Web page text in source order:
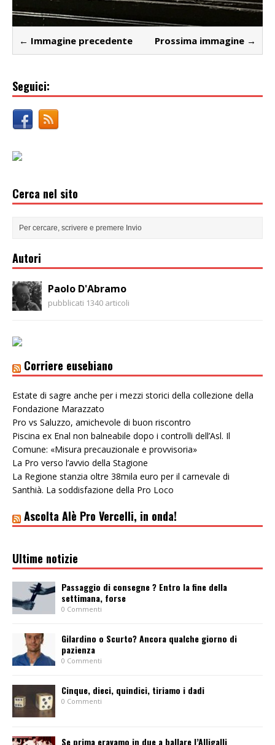
← Immagine precedente Prossima immagine →
Seguici:
Cerca nel sito
Autori
Paolo D'Abramo
pubblicati 1340 articoli
Corriere eusebiano
Estate di sagre anche per i mezzi storici della collezione della
Fondazione Marazzato
Pro vs Saluzzo, amichevole di buon riscontro
Piscina ex Enal non balneabile dopo i controlli dell’Asl. Il
Comune: «Misura precauzionale e provvisoria»
La Pro verso l’avvio della Stagione
La Regione stanzia oltre 38mila euro per il carnevale di
Santhià. La soddisfazione della Pro Loco
Ascolta Alè Pro Vercelli, in onda!
Ultime notizie
Passaggio di consegne ? Entro la fine della
settimana, forse
0 Commenti
Gilardino o Scurto? Ancora qualche giorno di
pazienza
0 Commenti
Cinque, dieci, quindici, tiriamo i dadi
0 Commenti
Se prima eravamo in due a ballare l’Alligalli